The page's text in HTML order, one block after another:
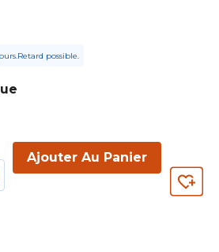
possible.
Ajouter Au Panier